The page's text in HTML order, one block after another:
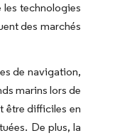
technologies
des marchés
de navigation,
marins lors de
être difficiles en
De plus, la